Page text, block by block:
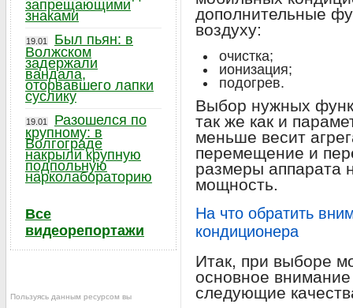
дополнительные
воздуху:
очистка;
ионизация;
подогрев.
Выбор нужных
так же как и
меньше весит
перемещение и
размеры аппарата
мощность.
На что обратить
кондиционера
Итак, при выборе
основное
следующие
запрещающими
знаками
19.01
Был пьян: в
Волжском
задержали
вандала,
оторвавшего лапки
суслику
19.01
Разошелся по
крупному: в
Волгограде
накрыли крупную
подпольную
нарколабораторию
Все
видеорепортажи
Пользуясь данным ресурсом вы